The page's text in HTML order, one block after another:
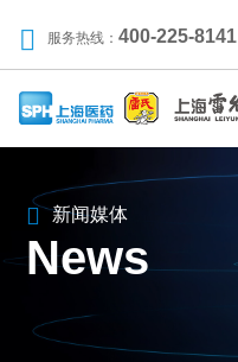
服务热线： 400-225-8141
新闻媒体
News